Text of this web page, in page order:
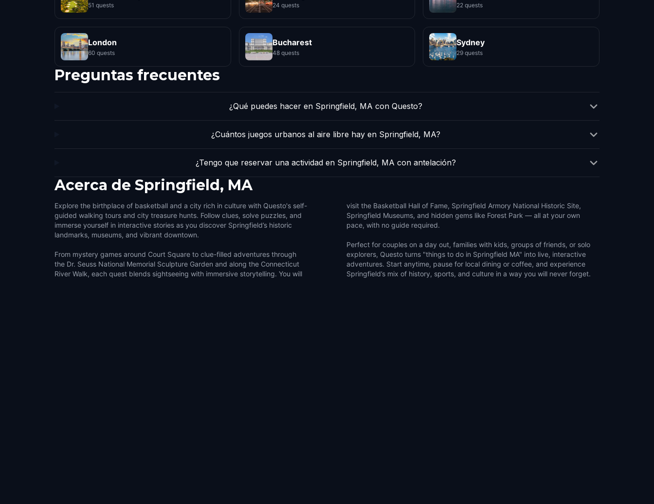
51 quests 24 quests 22 quests
London
60 quests
Bucharest
48 quests
Sydney
29 quests
Preguntas frecuentes
¿Qué puedes hacer en Springfield, MA con Questo?
¿Cuántos juegos urbanos al aire libre hay en Springfield, MA?
¿Tengo que reservar una actividad en Springfield, MA con antelación?
Acerca de Springfield, MA
Explore the birthplace of basketball and a city rich in culture with Questo's self-
guided walking tours and city treasure hunts. Follow clues, solve puzzles, and
immerse yourself in interactive stories as you discover Springfield’s historic
landmarks, museums, and vibrant downtown.
From mystery games around Court Square to clue-filled adventures through
the Dr. Seuss National Memorial Sculpture Garden and along the Connecticut
River Walk, each quest blends sightseeing with immersive storytelling. You will
visit the Basketball Hall of Fame, Springfield Armory National Historic Site,
Springfield Museums, and hidden gems like Forest Park — all at your own
pace, with no guide required.
Perfect for couples on a day out, families with kids, groups of friends, or solo
explorers, Questo turns "things to do in Springfield MA" into live, interactive
adventures. Start anytime, pause for local dining or coffee, and experience
Springfield’s mix of history, sports, and culture in a way you will never forget.